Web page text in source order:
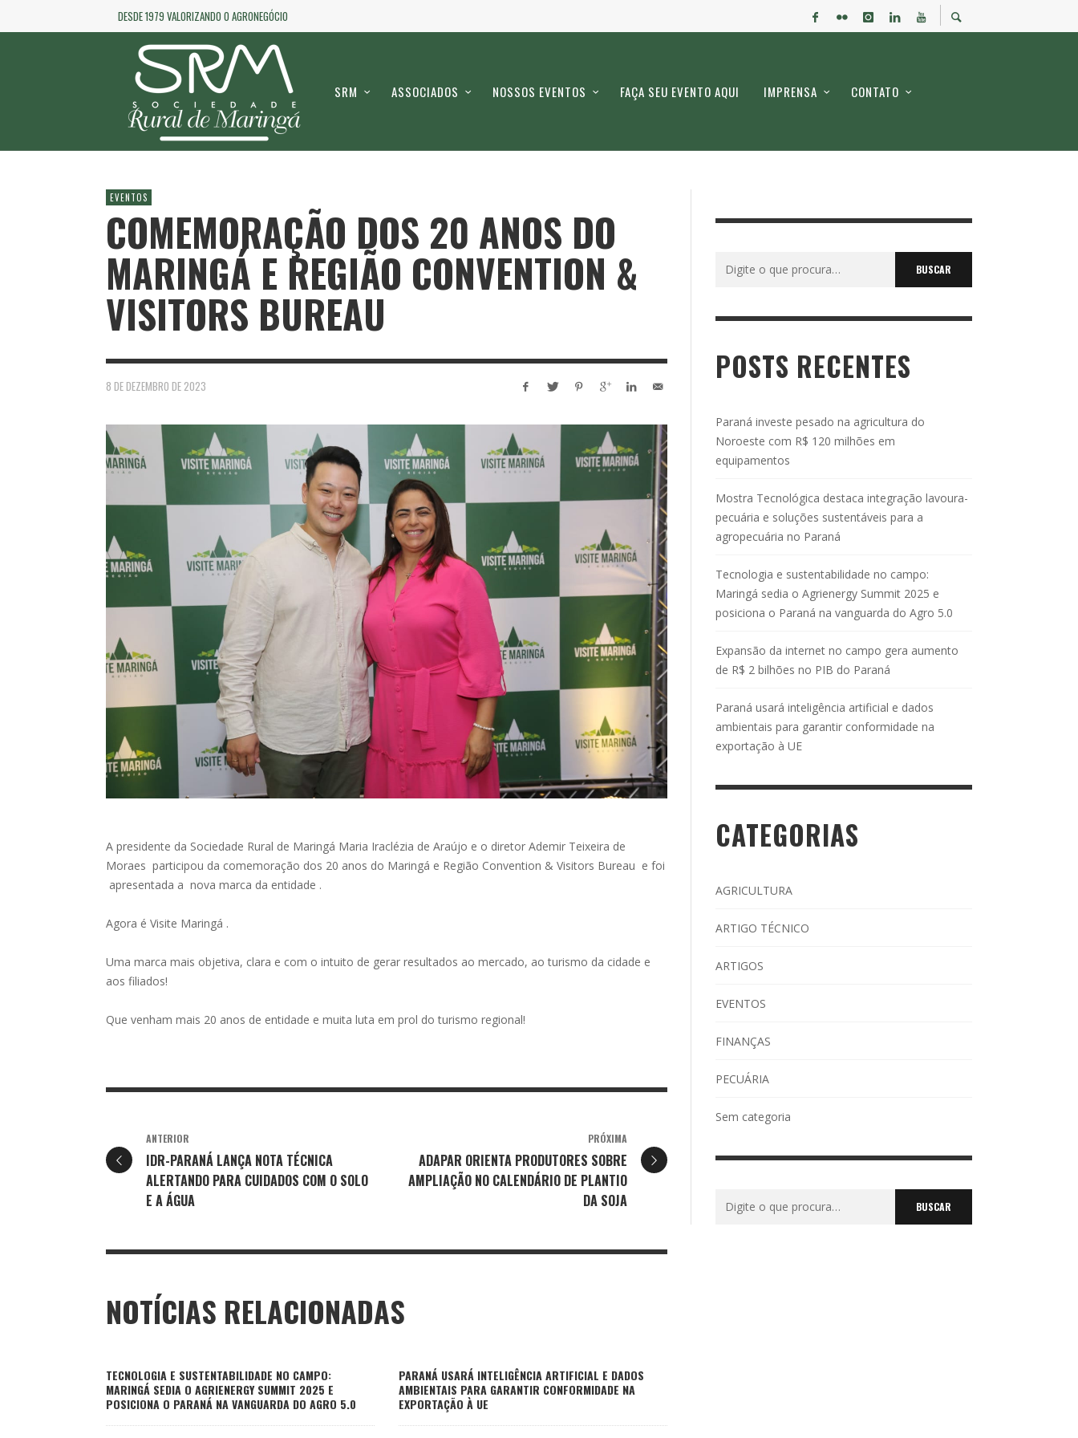
DESDE 1979 VALORIZANDO O AGRONEGÓCIO
SRM ASSOCIADOS NOSSOS EVENTOS FAÇA SEU EVENTO AQUI IMPRENSA CONTATO
EVENTOS
COMEMORAÇÃO DOS 20 ANOS DO
MARINGÁ E REGIÃO CONVENTION &
VISITORS BUREAU
8 DE DEZEMBRO DE 2023
A presidente da Sociedade Rural de Maringá Maria Iraclézia de Araújo e o diretor Ademir Teixeira de
Moraes participou da comemoração dos 20 anos do Maringá e Região Convention & Visitors Bureau e foi
apresentada a nova marca da entidade .
Agora é Visite Maringá .
Uma marca mais objetiva, clara e com o intuito de gerar resultados ao mercado, ao turismo da cidade e
aos filiados!
Que venham mais 20 anos de entidade e muita luta em prol do turismo regional!
ANTERIOR
IDR-PARANÁ LANÇA NOTA TÉCNICA
ALERTANDO PARA CUIDADOS COM O SOLO
E A ÁGUA
PRÓXIMA
ADAPAR ORIENTA PRODUTORES SOBRE
AMPLIAÇÃO NO CALENDÁRIO DE PLANTIO
DA SOJA
NOTÍCIAS RELACIONADAS
TECNOLOGIA E SUSTENTABILIDADE NO CAMPO:
MARINGÁ SEDIA O AGRIENERGY SUMMIT 2025 E
POSICIONA O PARANÁ NA VANGUARDA DO AGRO 5.0
PARANÁ USARÁ INTELIGÊNCIA ARTIFICIAL E DADOS
AMBIENTAIS PARA GARANTIR CONFORMIDADE NA
EXPORTAÇÃO À UE
POSTS RECENTES
Paraná investe pesado na agricultura do
Noroeste com R$ 120 milhões em
equipamentos
Mostra Tecnológica destaca integração lavoura-
pecuária e soluções sustentáveis para a
agropecuária no Paraná
Tecnologia e sustentabilidade no campo:
Maringá sedia o Agrienergy Summit 2025 e
posiciona o Paraná na vanguarda do Agro 5.0
Expansão da internet no campo gera aumento
de R$ 2 bilhões no PIB do Paraná
Paraná usará inteligência artificial e dados
ambientais para garantir conformidade na
exportação à UE
CATEGORIAS
AGRICULTURA
ARTIGO TÉCNICO
ARTIGOS
EVENTOS
FINANÇAS
PECUÁRIA
Sem categoria